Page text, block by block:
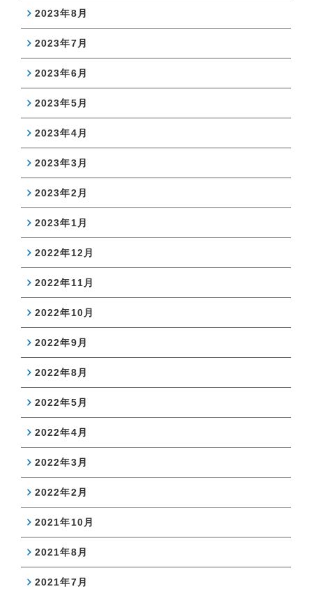
2023年8月
2023年7月
2023年6月
2023年5月
2023年4月
2023年3月
2023年2月
2023年1月
2022年12月
2022年11月
2022年10月
2022年9月
2022年8月
2022年5月
2022年4月
2022年3月
2022年2月
2021年10月
2021年8月
2021年7月